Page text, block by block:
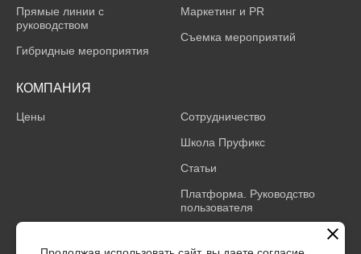
Прямые линии с
руководством
Гибридные мероприятия
Маркетинг и PR
Съемка мероприятий
КОМПАНИЯ
Цены
Сотрудничество
Школа Пруфикс
Статьи
Платформа. Руководство
пользователя
процессов жизненного